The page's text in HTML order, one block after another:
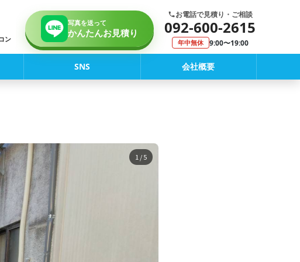
ン
写真を送って
かんたんお見積り
お電話で見積り・ご相談
092-600-2615
年中無休 9:00〜19:00
SNS 会社概要
1 / 5